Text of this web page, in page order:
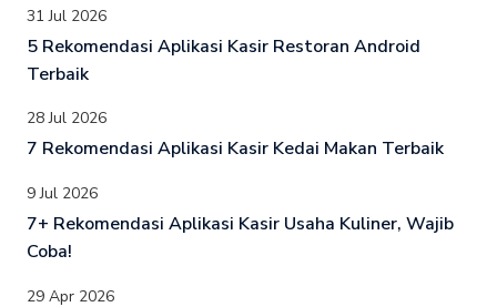
31 Jul 2026
5 Rekomendasi Aplikasi Kasir Restoran Android
Terbaik
28 Jul 2026
7 Rekomendasi Aplikasi Kasir Kedai Makan Terbaik
9 Jul 2026
7+ Rekomendasi Aplikasi Kasir Usaha Kuliner, Wajib
Coba!
29 Apr 2026